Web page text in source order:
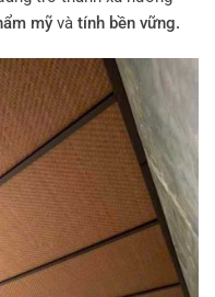
mỹ và tính bền vững.